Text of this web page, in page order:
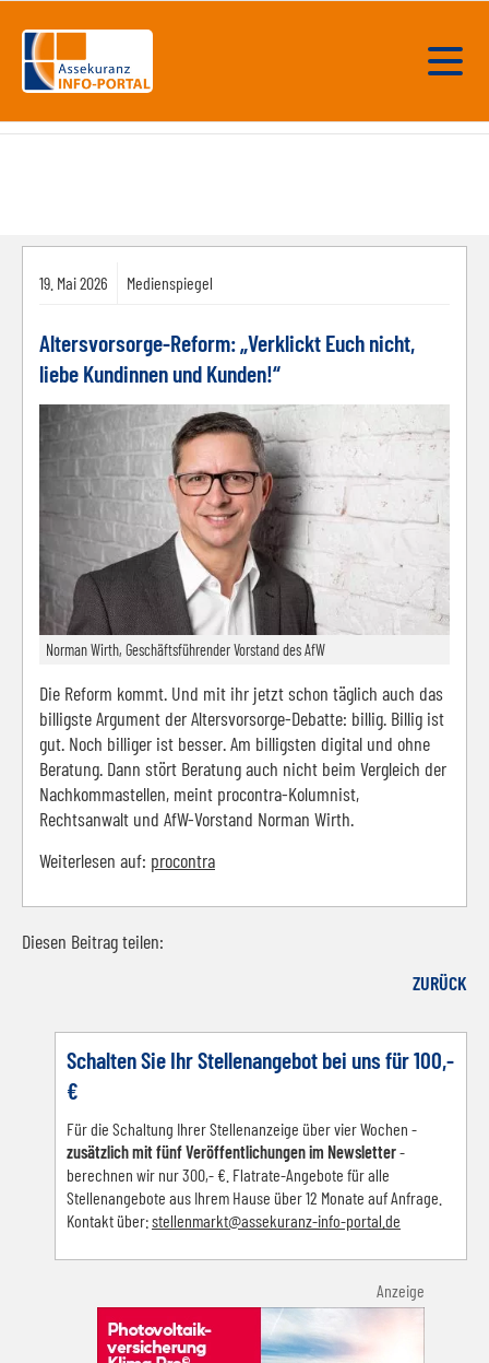
19. Mai2026 Medienspiegel
Altersvorsorge-Reform: „Verklickt Euch nicht,
liebe Kundinnen und Kunden!“
Norman Wirth, Geschäftsführender Vorstand des AfW
Die Reform kommt. Und mit ihr jetzt schon täglich auch das
billigste Argument der Altersvorsorge-Debatte: billig. Billig ist
gut. Noch billiger ist besser. Am billigsten digital und ohne
Beratung. Dann stört Beratung auch nicht beim Vergleich der
Nachkommastellen, meint procontra-Kolumnist,
Rechtsanwalt und AfW-Vorstand Norman Wirth.
Weiterlesen auf: procontra
Diesen Beitrag teilen:
ZURÜCK
Schalten Sie Ihr Stellenangebot bei uns für 100,-
€
Für die Schaltung Ihrer Stellenanzeige über vier Wochen -
zusätzlich mit fünf Veröffentlichungen im Newsletter-
berechnen wir nur 300,- €. Flatrate-Angebote für alle
Stellenangebote aus Ihrem Hause über 12 Monate auf Anfrage.
Kontakt über:stellenmarkt@assekuranz-info-portal.de
Anzeige